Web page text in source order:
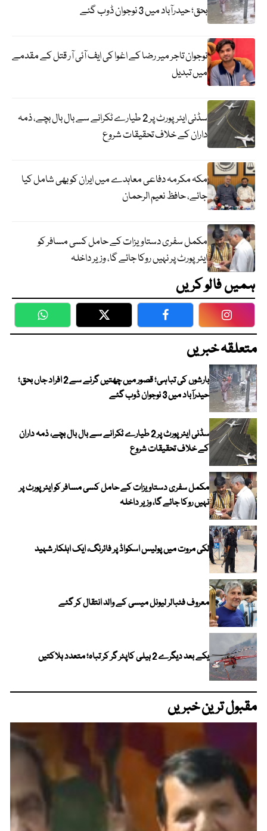
بحق؛ حیدرآباد میں 3 نوجوان ڈوب گئے
نوجوان تاجر میر رضا کے اغوا کی ایف آئی آر قتل کے مقدمے
میں تبدیل
سڈنی ایئرپورٹ پر 2 طیارے ٹکرانے سے بال بال بچے، ذمہ
داران کے خلاف تحقیقات شروع
مکہ مکرمہ دفاعی معاہدے میں ایران کو بھی شامل کیا
جائے، حافظ نعیم الرحمان
مکمل سفری دستاویزات کے حامل کسی مسافر کو
ایئرپورٹ پر نہیں روکا جائے گا، وزیر داخلہ
ہمیں فالو کریں
WhatsApp Twitter Facebook
متعلقہ خبریں
بارشوں کی تباہی؛ قصور میں چھتیں گرنے سے 2 افراد جاں بحق؛
حیدرآباد میں 3 نوجوان ڈوب گئے
سڈنی ایئرپورٹ پر 2 طیارے ٹکرانے سے بال بال بچے، ذمہ داران
کے خلاف تحقیقات شروع
مکمل سفری دستاویزات کے حامل کسی مسافر کو ایئرپورٹ پر
نہیں روکا جائے گا، وزیر داخلہ
لکی مروت میں پولیس اسکواڈ پر فائرنگ، ایک اہلکار شہید
معروف فٹبالر لیونل میسی کے والد انتقال کر گئے
یکے بعد دیگرے 2 ہیلی کاپٹر گر کر تباہ؛ متعدد ہلاکتیں
مقبول ترین خبریں